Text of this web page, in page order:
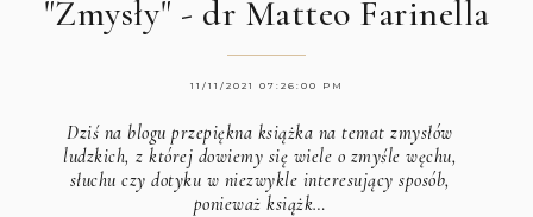
"Zmysły" - dr Matteo Farinella
11/11/2021 07:26:00 PM
Dziś na blogu przepiękna książka na temat zmysłów
ludzkich, z której dowiemy się wiele o zmyśle węchu,
słuchu czy dotyku w niezwykle interesujący sposób,
ponieważ książk…